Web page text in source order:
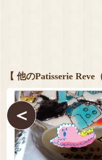
＜
【 他のPatisserie